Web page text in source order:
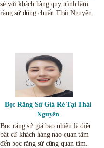
sẻ với khách hàng quy trình làm
răng sứ đúng chuẩn Thái Nguyên.
Bọc Răng Sứ Giá Rẻ Tại Thái
Nguyên
Bọc răng sứ giá bao nhiêu là điều
bất cứ khách hàng nào quan tâm
đến bọc răng sứ cũng quan tâm.